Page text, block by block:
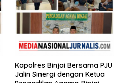
Kapolres Binjai Bersama PJU
Jalin Sinergi dengan Ketua